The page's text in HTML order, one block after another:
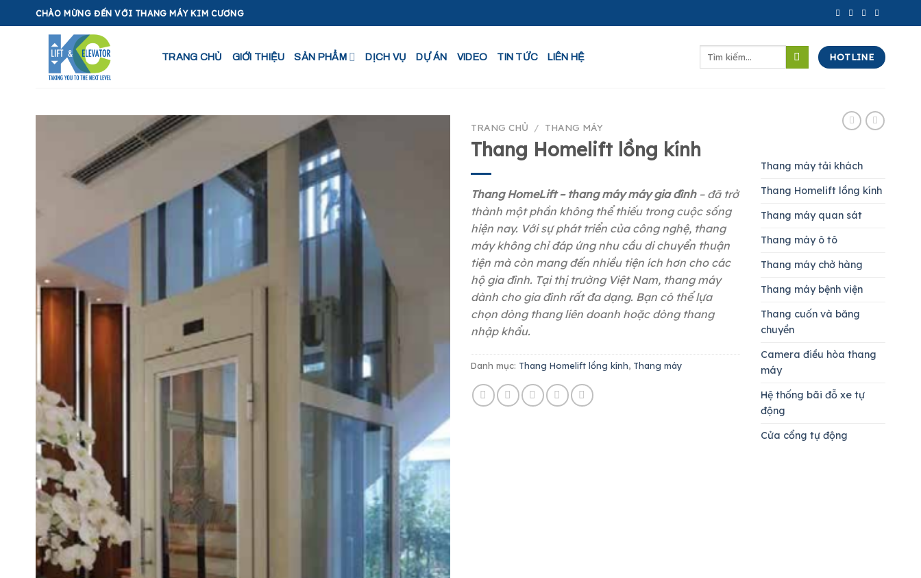
to
CHÀO MỪNG ĐẾN VỚI THANG MÁY KIM CƯƠNG
TRANG CHỦ GIỚI THIỆU SẢN PHẨM DỊCH VỤ DỰ ÁN VIDEO TIN TỨC LIÊN HỆ
Tìm
HOTLINE
TRANG CHỦ / THANG MÁY
Thang Homelift lồng kính
Thang HomeLift – thang máy máy gia đình– đã trở
thành một phần không thể thiếu trong cuộc sống
hiện nay. Với sự phát triển của công nghệ, thang
máy không chỉ đáp ứng nhu cầu di chuyển thuận
tiện mà còn mang đến nhiều tiện ích hơn cho các
hộ gia đình. Tại thị trường Việt Nam, thang máy
dành cho gia đình rất đa dạng. Bạn có thể lựa
chọn dòng thang liên doanh hoặc dòng thang
nhập khẩu.
Danh mục: Thang Homelift lồng kính, Thang máy
Thang máy tải khách
Thang Homelift lồng kính
Thang máy quan sát
Thang máy ô tô
Thang máy chở hàng
Thang máy bệnh viện
Thang cuốn và băng
chuyền
Camera điều hòa thang
máy
Hệ thống bãi đỗ xe tự
động
Cửa cổng tự động